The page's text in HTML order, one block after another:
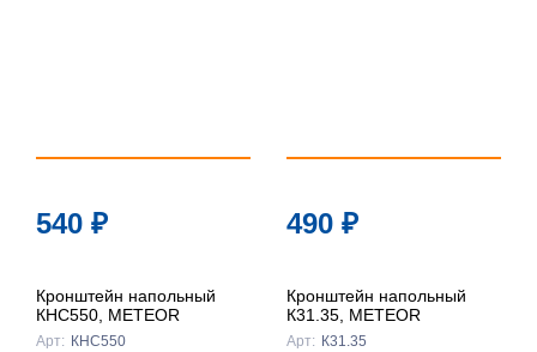
540 ₽
Кронштейн напольный
КНС550, METEOR
Арт: КНС550
490 ₽
Кронштейн напольный
К31.35, METEOR
Арт: К31.35